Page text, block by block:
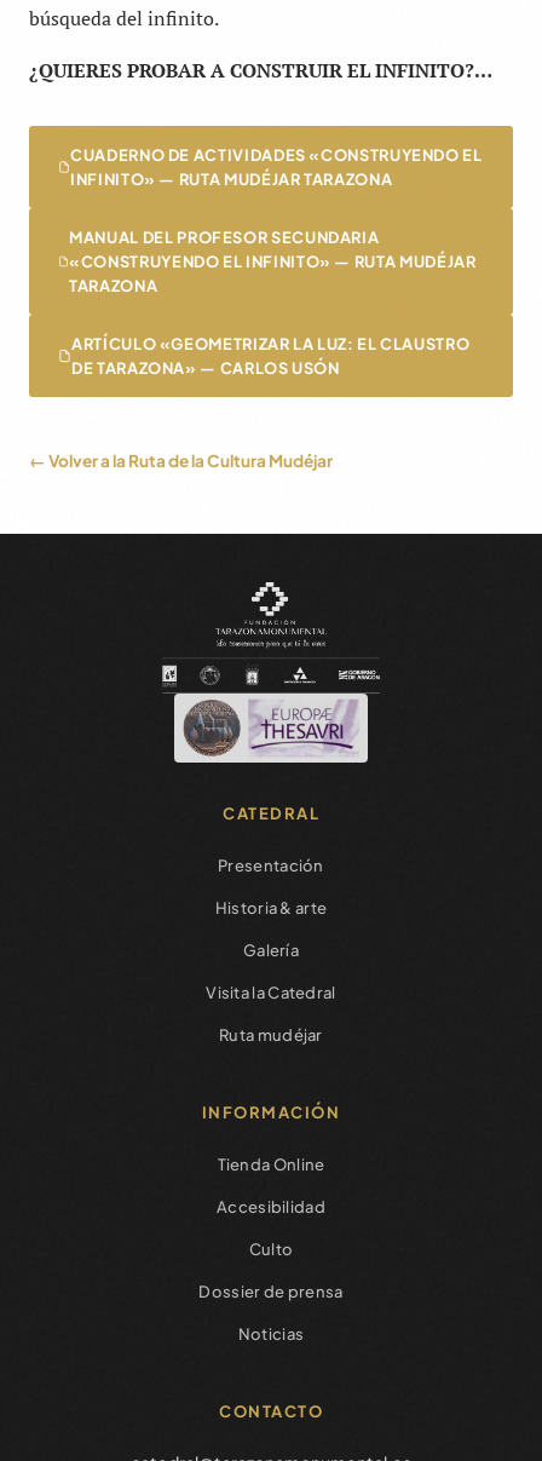
búsqueda del infinito.
¿QUIERES PROBAR A CONSTRUIR EL INFINITO?…
CUADERNO DE ACTIVIDADES «CONSTRUYENDO EL
INFINITO» — RUTA MUDÉJAR TARAZONA
MANUAL DEL PROFESOR SECUNDARIA
«CONSTRUYENDO EL INFINITO» — RUTA MUDÉJAR
TARAZONA
ARTÍCULO «GEOMETRIZAR LA LUZ: EL CLAUSTRO
DE TARAZONA» — CARLOS USÓN
← Volver a la Ruta de la Cultura Mudéjar
CATEDRAL
Presentación
Historia & arte
Galería
Visita la Catedral
Ruta mudéjar
INFORMACIÓN
Tienda Online
Accesibilidad
Culto
Dossier de prensa
Noticias
CONTACTO